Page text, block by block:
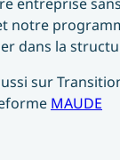
entreprise
notre
dans la
sur
MAUDE